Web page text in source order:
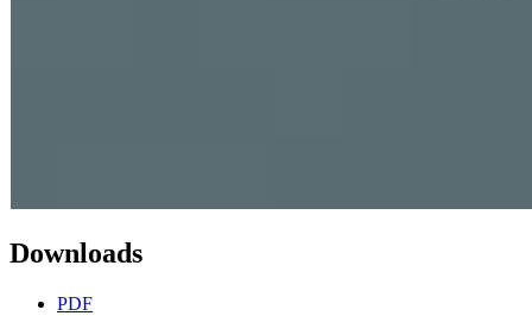
Downloads
PDF